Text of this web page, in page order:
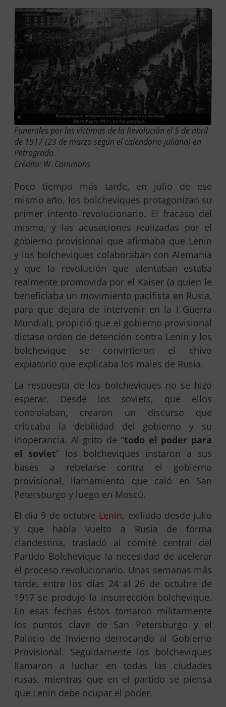
Funerales por las víctimas de la Revolución el 5 de abril
de 1917 (23 de marzo según el calendario juliano) en
Petrogrado.
Crédito: W. Commons
Poco tiempo más tarde, en julio de ese
mismo año, los bolcheviques protagonizan su
primer intento revolucionario. El fracaso del
mismo, y las acusaciones realizadas por el
gobierno provisional que afirmaba que Lenin
y los bolcheviques colaboraban con Alemania
y que la revolución que alentaban estaba
realmente promovida por el Kaiser (a quien le
beneficiaba un movimiento pacifista en Rusia,
para que dejara de intervenir en la I Guerra
Mundial), propició que el gobierno provisional
dictase orden de detención contra Lenin y los
bolchevique se convirtieron el chivo
expiatorio que explicaba los males de Rusia.
La respuesta de los bolcheviques no se hizo
esperar. Desde los soviets, que ellos
controlaban, crearon un discurso que
criticaba la debilidad del gobierno y su
inoperancia. Al grito de “todo el poder para
el soviet” los bolcheviques instaron a sus
bases a rebelarse contra el gobierno
provisional, llamamiento que caló en San
Petersburgo y luego en Moscú.
El día 9 de octubre Lenin, exiliado desde julio
y que había vuelto a Rusia de forma
clandestina, trasladó al comité central del
Partido Bolchevique la necesidad de acelerar
el proceso revolucionario. Unas semanas más
tarde, entre los días 24 al 26 de octubre de
1917 se produjo la insurrección bolchevique.
En esas fechas éstos tomaron militarmente
los puntos clave de San Petersburgo y el
Palacio de Invierno derrocando al Gobierno
Provisional. Seguidamente los bolcheviques
llamaron a luchar en todas las ciudades
rusas, mientras que en el partido se piensa
que Lenin debe ocupar el poder.